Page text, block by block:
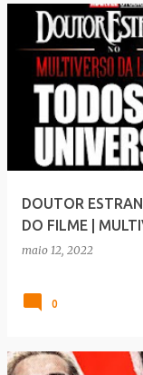
DOUTOR
DO FILME |
maio 12, 2022
0